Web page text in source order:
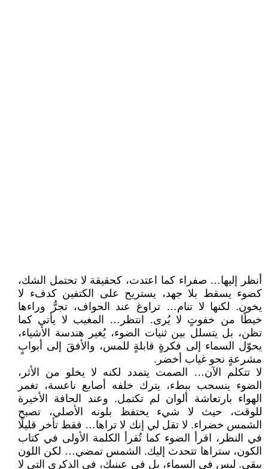
أنظر إليها… صفراء كما اعتدت، كحقيقة لا تحتمل الشك،
كضوء يسقط بلا جهد، يستريح على الكتفين كدفء لا
يخون. لكنها لا تنام… تراوغ عند الحواف، تجرُّ وراءها
خيطًا من خفوتٍ لا يُرى. انتظر… المغيب لا يأتي كما
تظن، بل يتسلل بين ثنيات الضوء، يُغير هندسة الأشياء،
يحوّل السماء إلى فكرةٍ قابلةٍ للمس، والأفقَ إلى أبوابٍ
مشرعةٍ نحو غياب أخضر.
لا تتكلم الآن… الصمت يتمدد لكنه لا يخلو من الأثر،
الضوء ينسحب ببطء، يترك خلفه أصابع ناعسة، تغمر
الهواء بارتعاشة ألوان لم تكتمل. وعند الحافة الأخيرة
للوقت، حيث لا شيء يحتفظ بلونه الأصلي، تصبح
الشمس خضراء. لا تقل لي إنك لا تراها… فقط تأخر قليلًا
في النظر، اقرأ الضوء كما تُقرأ الكلمة الأولى في كتاب
الكون، ستراها تتحدث إليك. الشمس تمضي… لكن اللون
يبقى. ليس في السماء، بل في عينيك، في الذكرى التي لا